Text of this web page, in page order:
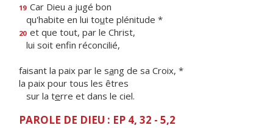
19 Car Dieu a jugé bon
qu'habite en lui toute plénitude *
20 et que tout, par le Christ,
lui soit enfn réconcilié,
faisant la paix par le sang de sa Croix, *
la paix pour tous les êtres
sur la terre et dans le ciel.
PAROLE DE DIEU : EP 4, 32 - 5,2